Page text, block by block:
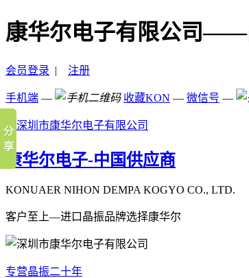
康华尔电子有限公司——
会员登录 | 注册
手机端 — 收藏KON — 微信号 —
康华尔电子-中国供应商
KONUAER NIHON DEMPA KOGYO CO., LTD.
客户至上—进口晶振品牌选择康华尔
专营晶振二十年